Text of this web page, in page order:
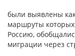
были выявлены
маршруты
Россию,
миграции через